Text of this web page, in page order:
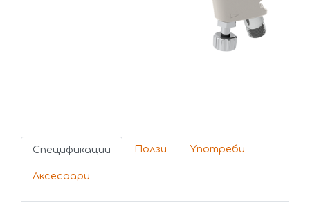
Спецификации Ползи Yпотреби
Аксесоари